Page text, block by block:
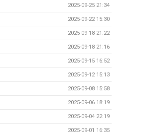
2025-09-25 21:34
2025-09-22 15:30
2025-09-18 21:22
2025-09-18 21:16
2025-09-15 16:52
2025-09-12 15:13
2025-09-08 15:58
2025-09-06 18:19
2025-09-04 22:19
2025-09-01 16:35